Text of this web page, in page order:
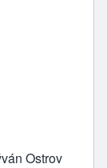
Ostrov